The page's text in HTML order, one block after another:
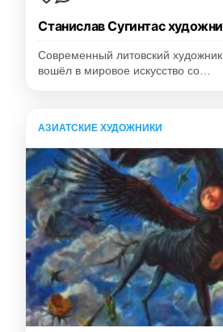
Станислав Сугинтас
Современный литовский
вошёл в мировое искусство со…
АЗИАТСКИЕ ХУДОЖНИКИ